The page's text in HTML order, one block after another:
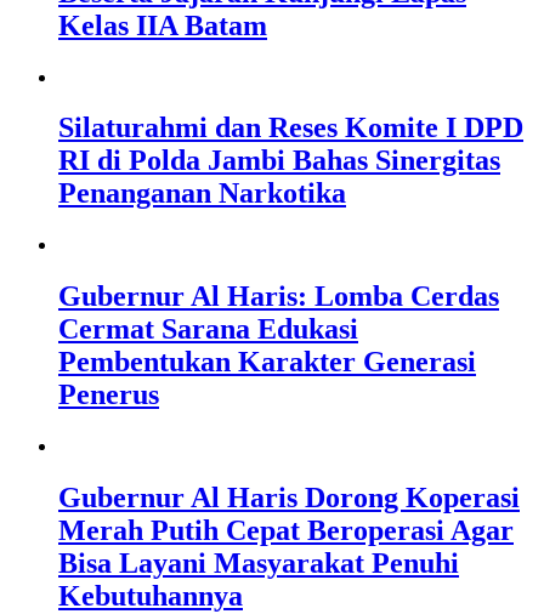
Kelas IIA Batam
Silaturahmi dan Reses Komite I DPD
RI di Polda Jambi Bahas Sinergitas
Penanganan Narkotika
Gubernur Al Haris: Lomba Cerdas
Cermat Sarana Edukasi
Pembentukan Karakter Generasi
Penerus
Gubernur Al Haris Dorong Koperasi
Merah Putih Cepat Beroperasi Agar
Bisa Layani Masyarakat Penuhi
Kebutuhannya